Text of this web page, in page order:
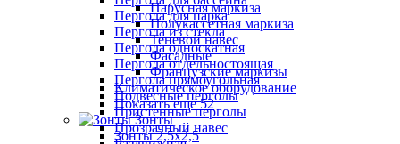
Парусная маркиза
Полукассетная маркиза
Теневой навес
Фасадные
Французские маркизы
Климатическое оборудование
Показать ещё 52
Зонты
Зонты 2,5х2,5
Пергола для парка
Пергола из стекла
Пергола односкатная
Пергола отдельностоящая
Пергола прямоугольная
Подвесные перголы
Пристенные перголы
Прозрачный навес